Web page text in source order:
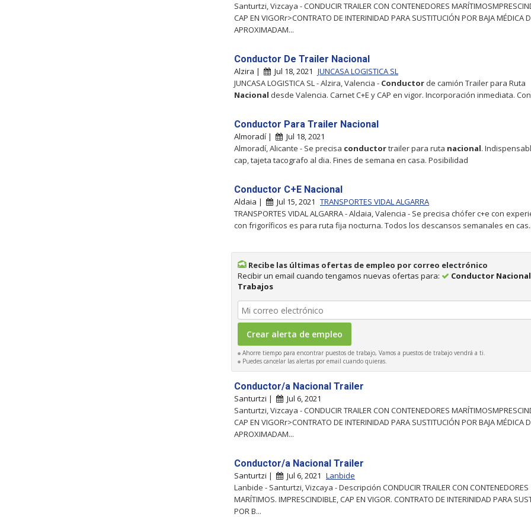
Santurtzi, Vizcaya - CONDUCIR TRAILER CON CONTENEDORES
CAP EN VIGORr>CONTRATO DE INTERINIDAD PARA SUSTITUCIÓN POR BAJA MÉDICA
APROXIMADAM...
Conductor De Trailer Nacional
Alzira | Jul 18, 2021 JUNCASA LOGISTICA SL
JUNCASA LOGISTICA SL - Alzira, Valencia - Conductor de camión Trailer para Ruta
Nacional desde Valencia. Carnet C+E y CAP en vigor. Incorporación inmediata.
Conductor Para Trailer Nacional
Almoradí |
Jul 18, 2021
Almoradí, Alicante - Se precisa conductortrailer para ruta nacional.
cap, tajeta tacografo al dia. Fines de semana en casa. Posibilidad
Conductor C+E Nacional
Aldaia | Jul 15, 2021 TRANSPORTES VIDAL ALGARRA
TRANSPORTES VIDAL ALGARRA - Aldaia, Valencia - Se precisa chófer c+e con
con frigoríficos es para ruta fija nocturna. Todos los descansos semanales en
Recibe las últimas ofertas de empleo por correo electrónico
Recibir un email cuando tengamos nuevas ofertas para:
Conductor Nacional
Trabajos
Ahorre tiempo para encontrar puestos de trabajo, Vamos a puestos de trabajo vendrá a ti.
Puedes cancelar las alertas por email cuando quieras.
Conductor/a Nacional Trailer
Santurtzi |
Jul 6, 2021
Santurtzi, Vizcaya - CONDUCIR TRAILER CON CONTENEDORES
CAP EN VIGORr>CONTRATO DE INTERINIDAD PARA SUSTITUCIÓN POR BAJA MÉDICA
APROXIMADAM...
Conductor/a Nacional Trailer
Santurtzi | Jul 6, 2021 Lanbide
Lanbide - Santurtzi, Vizcaya - Descripción CONDUCIR TRAILER CON CONTENEDORES
MARÍTIMOS. IMPRESCINDIBLE, CAP EN VIGOR. CONTRATO DE INTERINIDAD PARA
POR B...